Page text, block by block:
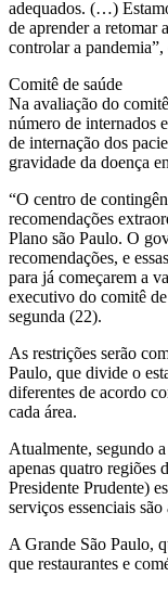
adequados. (…)
de aprender a retomar
controlar a pandemia”,
Comitê de saúde
Na avaliação do
número de internados
de internação dos
gravidade da doença
“O centro de
recomendações
Plano são Paulo. O
recomendações, e
para já começarem a
executivo do comitê
segunda (22).
As restrições serão
Paulo, que divide o
diferentes de acordo
cada área.
Atualmente, segundo
apenas quatro regiões
Presidente Prudente)
serviços essenciais
A Grande São Paulo,
que restaurantes e